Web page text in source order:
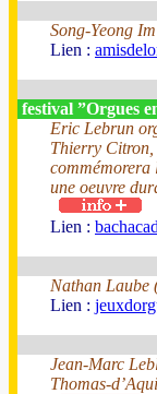
Song-Yeong
Lien :
festival ”Orgues
Eric Lebrun
Thierry Citron,
commémorera
une oeuvre
Lien :
Nathan Laube
Lien :
Jean-Marc
Thomas-